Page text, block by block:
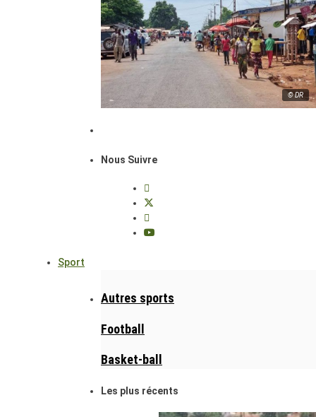
© DR
Nous Suivre
Sport
Autres sports
Football
Basket-ball
Les plus récents